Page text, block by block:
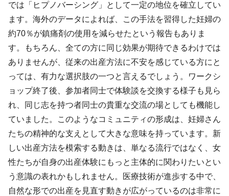
では「ヒプノバーシング」として一定の地位を確立してい
ます。海外のデータによれば、この手法を習得した妊婦の
約70％が鎮痛剤の使用を減らせたという報告もありま
す。もちろん、全ての方に同じ効果が期待できるわけでは
ありませんが、従来の出産方法に不安を感じている方にと
っては、有力な選択肢の一つと言えるでしょう。ワークシ
ョップ終了後、参加者同士で体験談を交換する様子も見ら
れ、同じ志を持つ者同士の貴重な交流の場としても機能し
ていました。このようなコミュニティの形成は、妊婦さん
たちの精神的な支えとして大きな意味を持っています。新
しい出産方法を模索する動きは、単なる流行ではなく、女
性たちが自身の出産体験にもっと主体的に関わりたいとい
う意識の表れかもしれません。医療技術が進歩する中で、
自然な形での出産を見直す動きが広がっているのは非常に